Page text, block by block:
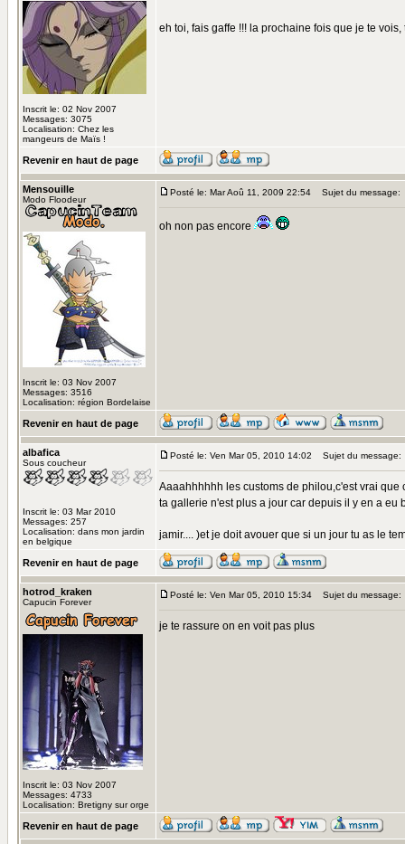
Inscrit le: 02 Nov 2007
Messages: 3075
Localisation: Chez les
mangeurs de Maïs !
eh toi, fais gaffe !!! la prochaine fois que je te
Revenir en haut de page
Mensouille
Modo Floodeur
Inscrit le: 03 Nov 2007
Messages: 3516
Localisation: région Bordelaise
Posté le: Mar Aoû 11, 2009 22:54 Sujet du message:
oh non pas encore
Revenir en haut de page
albafica
Sous coucheur
Inscrit le: 03 Mar 2010
Messages: 257
Localisation: dans mon jardin
en belgique
Posté le: Ven Mar 05, 2010 14:02 Sujet du message:
Aaaahhhhhh les customs de philou,c'est vrai
ta gallerie n'est plus a jour car depuis il y en a eu
jamir.... )et je doit avouer que si un jour tu as le
Revenir en haut de page
hotrod_kraken
Capucin Forever
Inscrit le: 03 Nov 2007
Messages: 4733
Localisation: Bretigny sur orge
Posté le: Ven Mar 05, 2010 15:34 Sujet du message:
je te rassure on en voit pas plus
Revenir en haut de page